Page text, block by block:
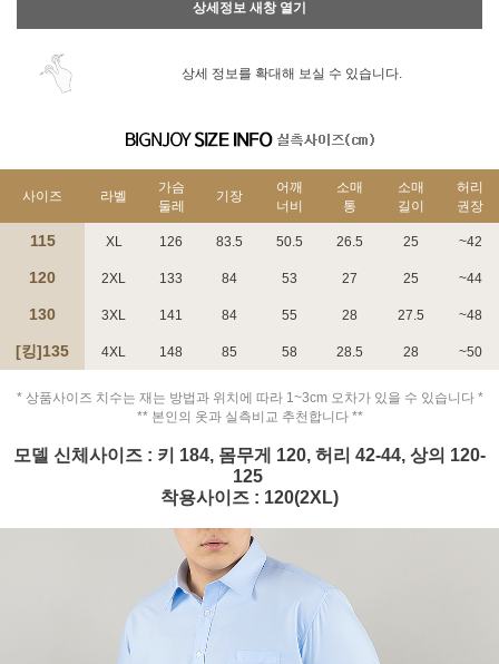
페이코 ID로 페
PAYCO 바로구매
상세정보 새창 열기
상세 정보를 확대해 보실 수 있습니다.
사이즈 라벨
가슴
둘레
기장
어깨
너비
소매
통
소매
길이
허리
권장
115 XL 126 83.5 50.5 26.5 25 ~42
120 2XL 133 84 53 27 25 ~44
130 3XL 141 84 55 28 27.5 ~48
[킹]135 4XL 148 85 58 28.5 28 ~50
* 상품사이즈 치수는 재는 방법과 위치에 따라 1~3cm 오차가 있을 수 있습니다 *
** 본인의 옷과 실측비교 추천합니다 **
모델 신체사이즈 : 키 184, 몸무게 120, 허리 42-44, 상의 120-
125
착용사이즈 : 120(2XL)